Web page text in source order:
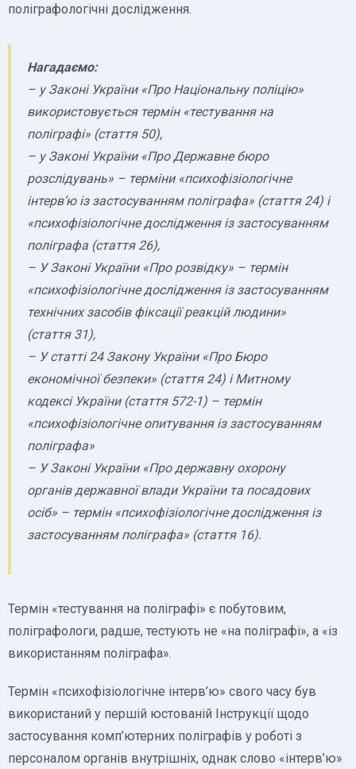
поліграфологічні дослідження.
Нагадаємо:
– у Законі України «Про Національну поліцію»
використовується термін «тестування на
поліграфі» (стаття 50),
– у Законі України «Про Державне бюро
розслідувань» – терміни «психофізіологічне
інтерв’ю із застосуванням поліграфа» (стаття 24) і
«психофізіологічне дослідження із застосуванням
поліграфа (стаття 26),
– У Законі України «Про розвідку» – термін
«психофізіологічне дослідження із застосуванням
технічних засобів фіксації реакцій людини»
(стаття 31),
– У статті 24 Закону України «Про Бюро
економічної безпеки» (стаття 24) і Митному
кодексі України (стаття 572-1) – термін
«психофізіологічне опитування із застосуванням
поліграфа»
– У Законі України «Про державну охорону
органів державної влади України та посадових
осіб» – термін «психофізіологічне дослідження із
застосуванням поліграфа» (стаття 16).
Термін «тестування на поліграфі» є побутовим,
поліграфологи, радше, тестують не «на поліграфі», а «із
використанням поліграфа».
Термін «психофізіологічне інтерв’ю» свого часу був
використаний у першій юстованій Інструкції щодо
застосування комп’ютерних поліграфів у роботі з
персоналом органів внутрішніх, однак слово «інтерв’ю»